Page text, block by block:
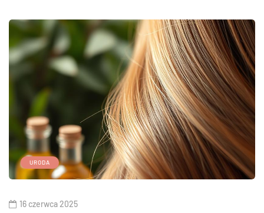
URODA
16 czerwca 2025